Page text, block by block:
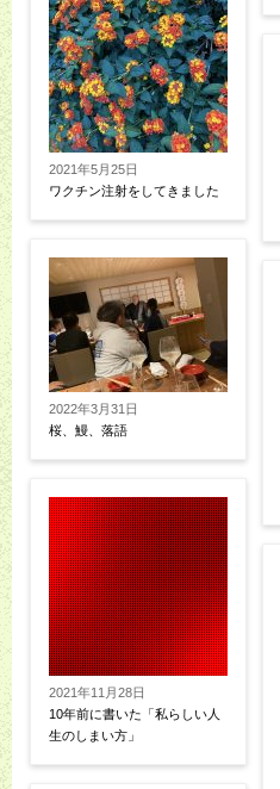
2021年5月25日
ワクチン注射をしてきました
2022年3月31日
桜、鰻、落語
2021年11月28日
10年前に書いた「私らしい人
生のしまい方」